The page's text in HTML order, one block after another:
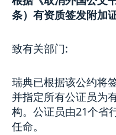
条）有资质签发附加
致有关部门:
瑞典已根据该公约将
并指定所有公证员为
构。公证员由21个省
任命。